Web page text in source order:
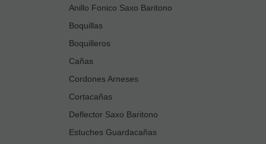
Anillo Fonico Saxo Baritono
Boquillas
Boquilleros
Cañas
Cordones Arneses
Cortacañas
Deflector Saxo Baritono
Estuches Guardacañas